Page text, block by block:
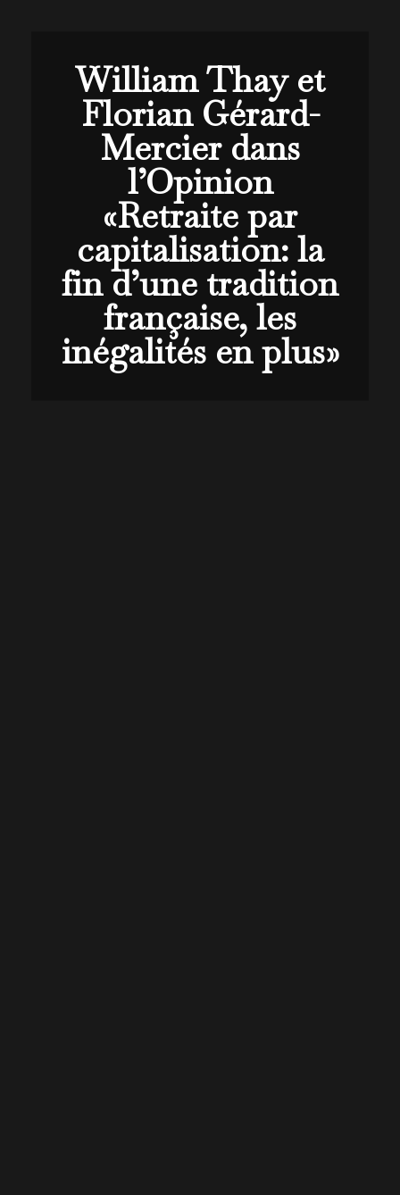
William Thay et
Florian Gérard-
Mercier dans
l’Opinion
«Retraite par
capitalisation: la
fin d’une tradition
française, les
inégalités en plus»